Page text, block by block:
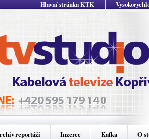
Hlavní stránka KTK
reportáží Inzerce Kafka O